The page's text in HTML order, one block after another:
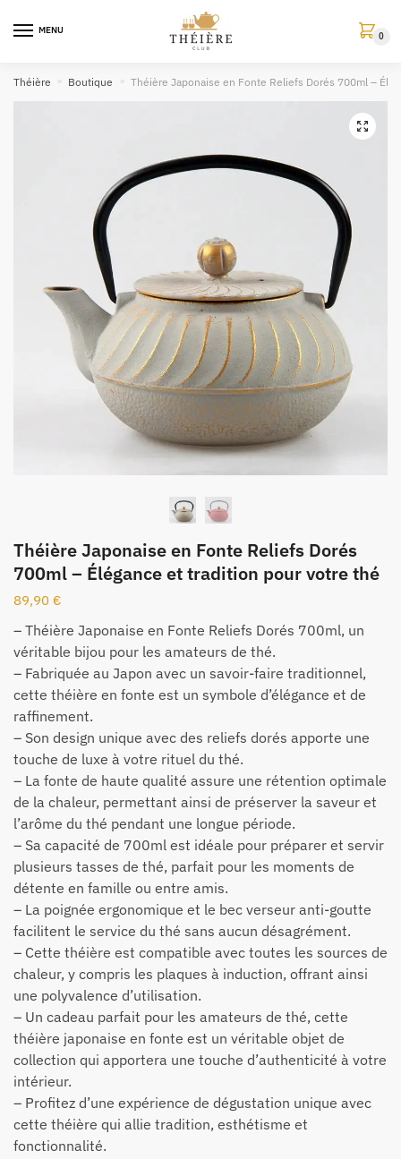
MENU
0
Théière » Boutique Théière Japonaise en Fonte Reliefs Dorés 700ml –
🔍
Théière Japonaise en Fonte Reliefs Dorés
700ml – Élégance et tradition pour votre thé
89,90 €
– Théière Japonaise en Fonte Reliefs Dorés 700ml, un
véritable bijou pour les amateurs de thé.
– Fabriquée au Japon avec un savoir-faire traditionnel,
cette théière en fonte est un symbole d’élégance et de
raffinement.
– Son design unique avec des reliefs dorés apporte une
touche de luxe à votre rituel du thé.
– La fonte de haute qualité assure une rétention optimale
de la chaleur, permettant ainsi de préserver la saveur et
l’arôme du thé pendant une longue période.
– Sa capacité de 700ml est idéale pour préparer et servir
plusieurs tasses de thé, parfait pour les moments de
détente en famille ou entre amis.
– La poignée ergonomique et le bec verseur anti-goutte
facilitent le service du thé sans aucun désagrément.
– Cette théière est compatible avec toutes les sources de
chaleur, y compris les plaques à induction, offrant ainsi
une polyvalence d’utilisation.
– Un cadeau parfait pour les amateurs de thé, cette
théière japonaise en fonte est un véritable objet de
collection qui apportera une touche d’authenticité à votre
intérieur.
– Profitez d’une expérience de dégustation unique avec
cette théière qui allie tradition, esthétisme et
fonctionnalité.